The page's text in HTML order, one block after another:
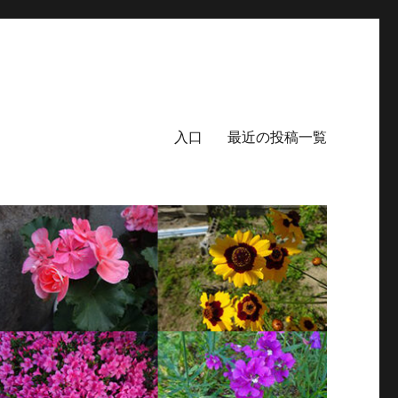
入口 最近の投稿一覧